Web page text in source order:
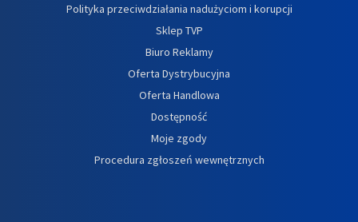
Polityka przeciwdziałania nadużyciom i korupcji
Sklep TVP
Biuro Reklamy
Oferta Dystrybucyjna
Oferta Handlowa
Dostępność
Moje zgody
Procedura zgłoszeń wewnętrznych